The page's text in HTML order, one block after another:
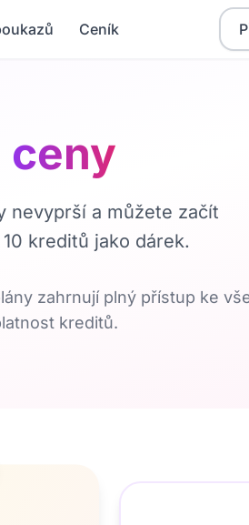
Ceník
ceny
nevyprší a můžete začít
kreditů jako dárek.
zahrnují plný přístup ke
kreditů.